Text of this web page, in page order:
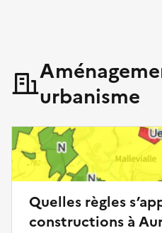
urbanisme
Quelles règles
constructions à